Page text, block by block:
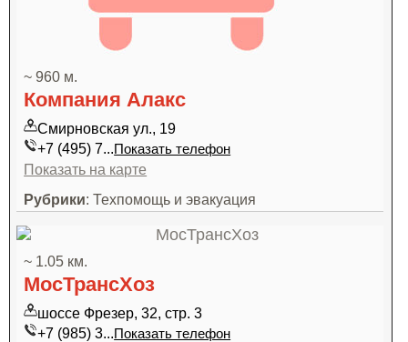
~ 960 м.
Компания Алакс
Смирновская ул., 19
+7 (495) 7...Показать телефон
Показать на карте
Рубрики: Техпомощь и эвакуация
~ 1.05 км.
МосТрансХоз
шоссе Фрезер, 32, стр. 3
+7 (985) 3...Показать телефон